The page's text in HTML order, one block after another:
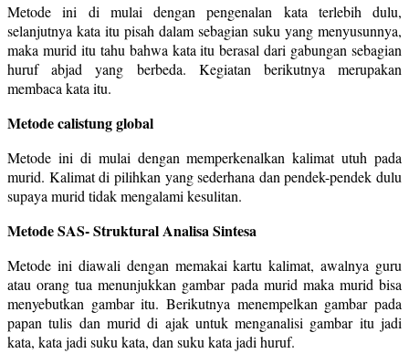
Metode ini di mulai dengan pengenalan kata terlebih dulu,
selanjutnya kata itu pisah dalam sebagian suku yang menyusunnya,
maka murid itu tahu bahwa kata itu berasal dari gabungan sebagian
huruf abjad yang berbeda. Kegiatan berikutnya merupakan
membaca kata itu.
Metode calistung global
Metode ini di mulai dengan memperkenalkan kalimat utuh pada
murid. Kalimat di pilihkan yang sederhana dan pendek-pendek dulu
supaya murid tidak mengalami kesulitan.
Metode SAS- Struktural Analisa Sintesa
Metode ini diawali dengan memakai kartu kalimat, awalnya guru
atau orang tua menunjukkan gambar pada murid maka murid bisa
menyebutkan gambar itu. Berikutnya menempelkan gambar pada
papan tulis dan murid di ajak untuk menganalisi gambar itu jadi
kata, kata jadi suku kata, dan suku kata jadi huruf.